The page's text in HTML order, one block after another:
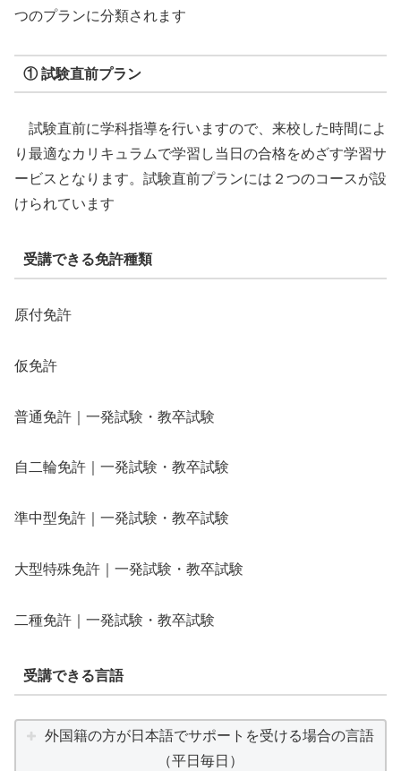
つのプランに分類されます
① 試験直前プラン
試験直前に学科指導を行いますので、来校した時間によ
り最適なカリキュラムで学習し当日の合格をめざす学習サ
ービスとなります。試験直前プランには２つのコースが設
けられています
受講できる免許種類
原付免許
仮免許
普通免許｜一発試験・教卒試験
自二輪免許｜一発試験・教卒試験
準中型免許｜一発試験・教卒試験
大型特殊免許｜一発試験・教卒試験
二種免許｜一発試験・教卒試験
受講できる言語
外国籍の方が日本語でサポートを受ける場合の言語
（平日毎日）